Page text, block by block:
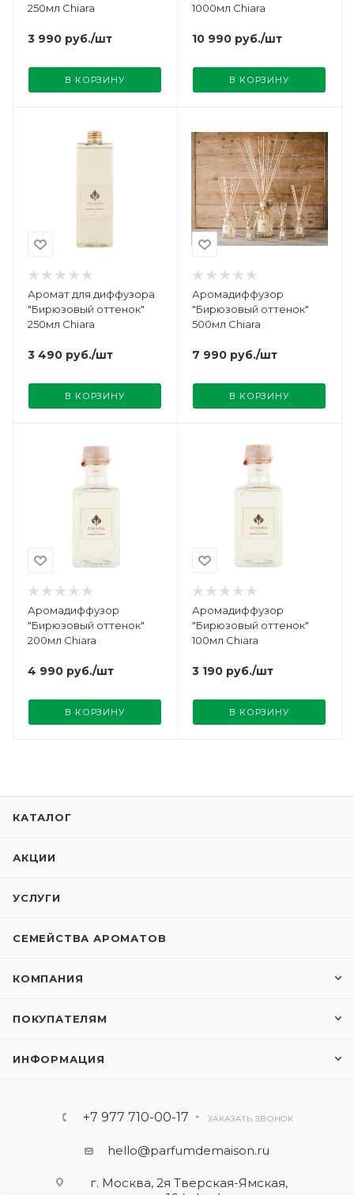
250мл Chiara
3 990 руб./шт
В КОРЗИНУ
1000мл Chiara
10 990 руб./шт
В КОРЗИНУ
Аромат для диффузора
"Бирюзовый оттенок"
250мл Chiara
3 490 руб./шт
В КОРЗИНУ
Аромадиффузор
"Бирюзовый оттенок"
500мл Chiara
7 990 руб./шт
В КОРЗИНУ
Аромадиффузор
"Бирюзовый оттенок"
200мл Chiara
4 990 руб./шт
В КОРЗИНУ
Аромадиффузор
"Бирюзовый оттенок"
100мл Chiara
3 190 руб./шт
В КОРЗИНУ
КАТАЛОГ
АКЦИИ
УСЛУГИ
СЕМЕЙСТВА АРОМАТОВ
КОМПАНИЯ
ПОКУПАТЕЛЯМ
ИНФОРМАЦИЯ
+7 977 710-00-17 ЗАКАЗАТЬ ЗВОНОК
hello@parfumdemaison.ru
г. Москва, 2я Тверская-Ямская,